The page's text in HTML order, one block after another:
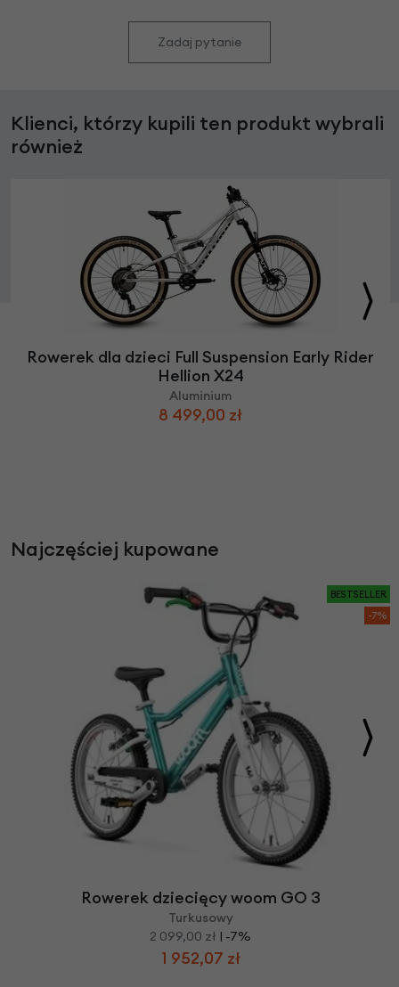
Zadaj pytanie
Klienci, którzy kupili ten produkt wybrali
również
Rowerek dla dzieci Full Suspension Early Rider
Hellion X24
Aluminium
8 499,00 zł
Najczęściej kupowane
BESTSELLER
-7%
Rowerek dziecięcy woom GO 3
Turkusowy
2 099,00 zł | -7%
1 952,07 zł